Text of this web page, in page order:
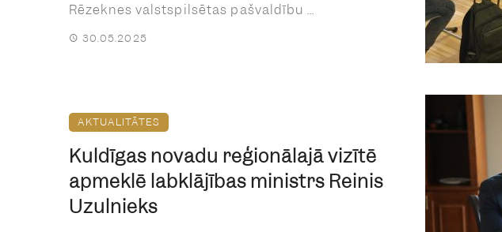
Rēzeknes valstspilsētas pašvaldību ...
30.05.2025
AKTUALITĀTES
Kuldīgas novadu reģionālajā vizītē
apmeklē labklājības ministrs Reinis
Uzulnieks